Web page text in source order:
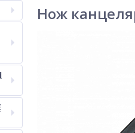
Нож